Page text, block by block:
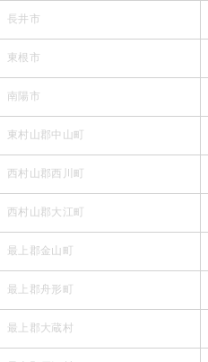
長井市
東根市
南陽市
東村山郡中山町
西村山郡西川町
西村山郡大江町
最上郡金山町
最上郡舟形町
最上郡大蔵村